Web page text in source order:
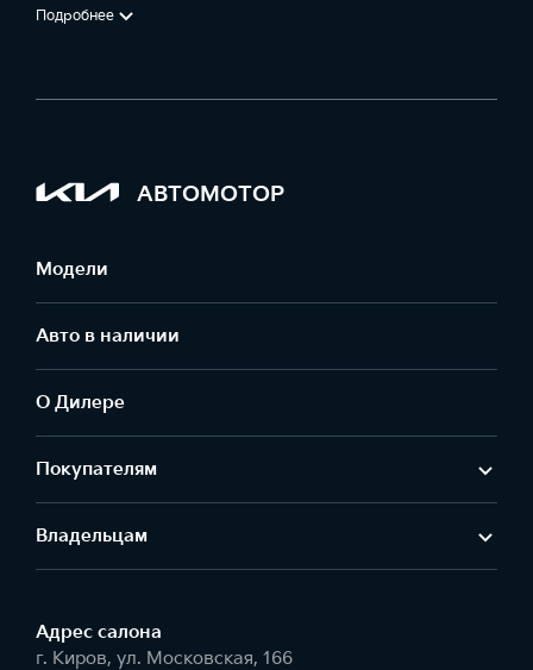
Подробнее
АВТОМОТОР
Модели
Авто в наличии
О Дилере
Покупателям
Владельцам
Адрес салонa
г. Киров, ул. Московская, 166